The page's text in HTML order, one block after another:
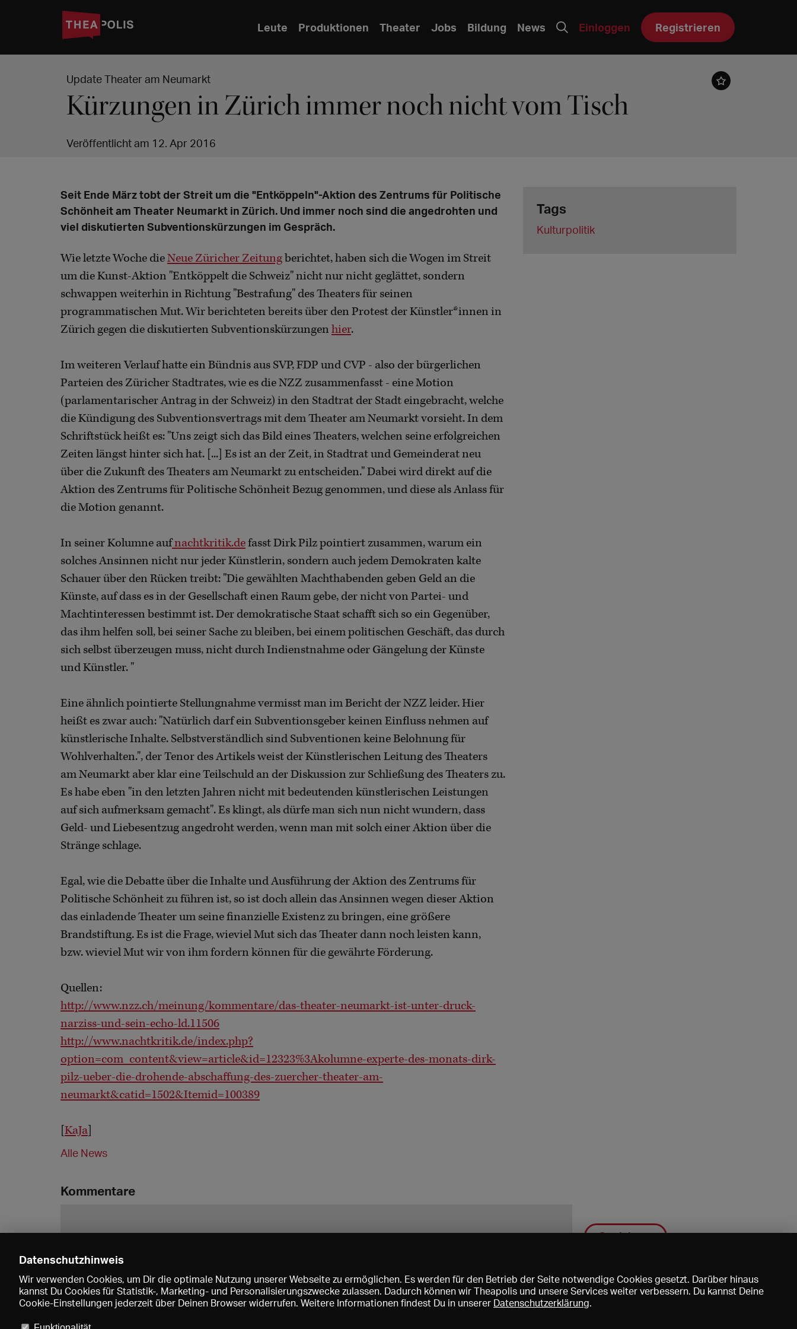
Leute Produktionen Theater Jobs Bildung News Einloggen Registrieren
Update Theater am Neumarkt
Kürzungen in Zürich immer noch nicht vom Tisch
Veröffentlicht am 12. Apr 2016
Seit Ende März tobt der Streit um die "Entköppeln"-Aktion des Zentrums für Politische
Schönheit am Theater Neumarkt in Zürich. Und immer noch sind die angedrohten und
viel diskutierten Subventionskürzungen im Gespräch.
Wie letzte Woche dieNeue Züricher Zeitungberichtet, haben sich die Wogen im Streit
um die Kunst-Aktion "Entköppelt die Schweiz" nicht nur nicht geglättet, sondern
schwappen weiterhin in Richtung "Bestrafung" des Theaters für seinen
programmatischen Mut. Wir berichteten bereits über den Protest der Künstler*innen in
Zürich gegen die diskutierten Subventionskürzungen hier.
Im weiteren Verlauf hatte ein Bündnis aus SVP, FDP und CVP - also der bürgerlichen
Parteien des Züricher Stadtrates, wie es die NZZ zusammenfasst - eine Motion
(parlamentarischer Antrag in der Schweiz) in den Stadtrat der Stadt eingebracht, welche
die Kündigung des Subventionsvertrags mit dem Theater am Neumarkt vorsieht. In dem
Schriftstück heißt es: "Uns zeigt sich das Bild eines Theaters, welchen seine erfolgreichen
Zeiten längst hinter sich hat. [...] Es ist an der Zeit, in Stadtrat und Gemeinderat neu
über die Zukunft des Theaters am Neumarkt zu entscheiden." Dabei wird direkt auf die
Aktion des Zentrums für Politische Schönheit Bezug genommen, und diese als Anlass für
die Motion genannt.
In seiner Kolumne aufnachtkritik.defasst Dirk Pilz pointiert zusammen, warum ein
solches Ansinnen nicht nur jeder Künstlerin, sondern auch jedem Demokraten kalte
Schauer über den Rücken treibt: "Die gewählten Machthabenden geben Geld an die
Künste, auf dass es in der Gesellschaft einen Raum gebe, der nicht von Partei- und
Machtinteressen bestimmt ist. Der demokratische Staat schafft sich so ein Gegenüber,
das ihm helfen soll, bei seiner Sache zu bleiben, bei einem politischen Geschäft, das durch
sich selbst überzeugen muss, nicht durch Indienstnahme oder Gängelung der Künste
und Künstler. "
Eine ähnlich pointierte Stellungnahme vermisst man im Bericht der NZZ leider. Hier
heißt es zwar auch: "Natürlich darf ein Subventionsgeber keinen Einfluss nehmen auf
künstlerische Inhalte. Selbstverständlich sind Subventionen keine Belohnung für
Wohlverhalten.", der Tenor des Artikels weist der Künstlerischen Leitung des Theaters
am Neumarkt aber klar eine Teilschuld an der Diskussion zur Schließung des Theaters zu.
Es habe eben "in den letzten Jahren nicht mit bedeutenden künstlerischen Leistungen
auf sich aufmerksam gemacht". Es klingt, als dürfe man sich nun nicht wundern, dass
Geld- und Liebesentzug angedroht werden, wenn man mit solch einer Aktion über die
Stränge schlage.
Egal, wie die Debatte über die Inhalte und Ausführung der Aktion des Zentrums für
Politische Schönheit zu führen ist, so ist doch allein das Ansinnen wegen dieser Aktion
das einladende Theater um seine finanzielle Existenz zu bringen, eine größere
Brandstiftung. Es ist die Frage, wieviel Mut sich das Theater dann noch leisten kann,
bzw. wieviel Mut wir von ihm fordern können für die gewährte Förderung.
Quellen:
http://www.nzz.ch/meinung/kommentare/das-theater-neumarkt-ist-unter-druck-
narziss-und-sein-echo-ld.11506
http://www.nachtkritik.de/index.php?
option=com_content&view=article&id=12323%3Akolumne-experte-des-monats-dirk-
pilz-ueber-die-drohende-abschaffung-des-zuercher-theater-am-
neumarkt&catid=1502&Itemid=100389
KaJa
Alle News
Tags
Kulturpolitik
Kommentare
Speichern
Datenschutzhinweis
Wir verwenden Cookies, um Dir die optimale Nutzung unserer Webseite zu ermöglichen. Es werden für den Betrieb der Seite notwendige Cookies gesetzt. Darüber hinaus
kannst Du Cookies für Statistik-, Marketing- und Personalisierungszwecke zulassen. Dadurch können wir Theapolis und unsere Services weiter verbessern. Du kannst Deine
Cookie-Einstellungen jederzeit über Deinen Browser widerrufen. Weitere Informationen findest Du in unserer Datenschutzerklärung.